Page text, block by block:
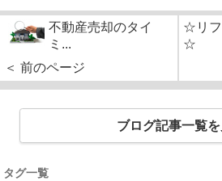
不動産売却のタイ
ミ...
＜ 前のページ
☆リフ
☆
ブログ記事一覧
タグ一覧